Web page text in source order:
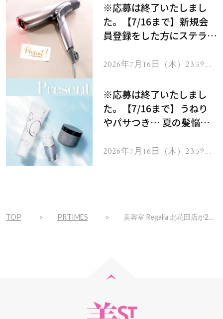
※応募は終了いたしまし
た。【7/16まで】新規会
員登録をした方にステラボ
ヘアドライヤー ジュエル
2026年7月16日（木）23:59ま
※応募は終了いたしまし
た。【7/16まで】うねり
やパサつき… 夏の髪悩み
ムを13名様にプレゼン
2026年7月16日（木）23:59ま
TOP PRTIMES 美容室 Regalia 北花田店が2月8日（土）オープン